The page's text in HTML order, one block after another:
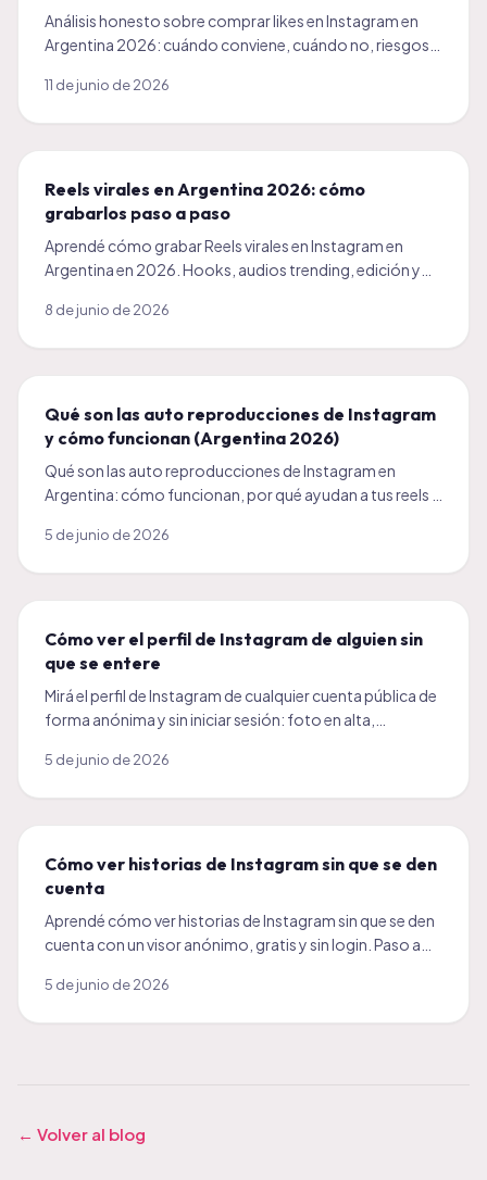
Análisis honesto sobre comprar likes en Instagram en
Argentina 2026: cuándo conviene, cuándo no, riesgos
11 de junio de 2026
Reels virales en Argentina 2026: cómo
grabarlos paso a paso
Aprendé cómo grabar Reels virales en Instagram en
Argentina en 2026. Hooks, audios trending, edición y
8 de junio de 2026
Qué son las auto reproducciones de Instagram
y cómo funcionan (Argentina 2026)
Qué son las auto reproducciones de Instagram en
Argentina: cómo funcionan, por qué ayudan a tus reels y
5 de junio de 2026
Cómo ver el perfil de Instagram de alguien sin
que se entere
Mirá el perfil de Instagram de cualquier cuenta pública de
forma anónima y sin iniciar sesión: foto en alta,
5 de junio de 2026
Cómo ver historias de Instagram sin que se den
cuenta
Aprendé cómo ver historias de Instagram sin que se den
cuenta con un visor anónimo, gratis y sin login. Paso a
5 de junio de 2026
← Volver al blog